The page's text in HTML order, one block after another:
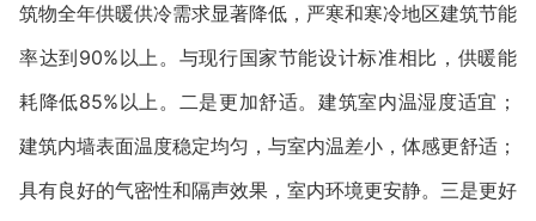
筑物全年供暖供冷需求显著降低，严寒和寒冷地区建筑节能
率达到90%以上。与现行国家节能设计标准相比，供暖能
耗降低85%以上。二是更加舒适。建筑室内温湿度适宜；
建筑内墙表面温度稳定均匀，与室内温差小，体感更舒适；
具有良好的气密性和隔声效果，室内环境更安静。三是更好